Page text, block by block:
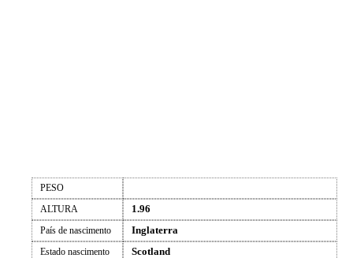
PESO
ALTURA
1.96
País de nascimento Inglaterra
Estado nascimento Scotland